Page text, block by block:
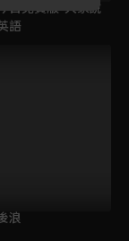
日免費版-大家說
語
浪